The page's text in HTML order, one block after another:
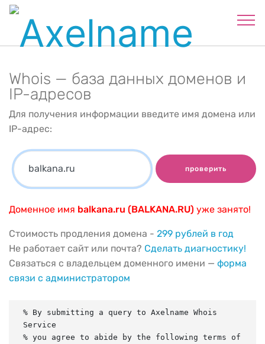
Whois — база данных доменов и
IP-адресов
Для получения информации введите имя домена или
IP-адрес:
проверить
Доменное имя balkana.ru (BALKANA.RU) уже занято!
Стоимость продления домена - 299 рублей в год
Не работает сайт или почта? Сделать диагностику!
Связаться с владельцем доменного имени — форма
связи с администратором
% By submitting a query to Axelname Whois
Service
% you agree to abide by the following terms of